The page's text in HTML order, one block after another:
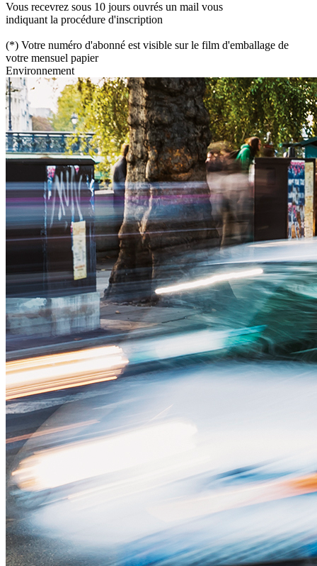
Vous recevrez sous 10 jours ouvrés un mail vous
indiquant la procédure d'inscription
(*) Votre numéro d'abonné est visible sur le film d'emballage de
votre mensuel papier
Environnement